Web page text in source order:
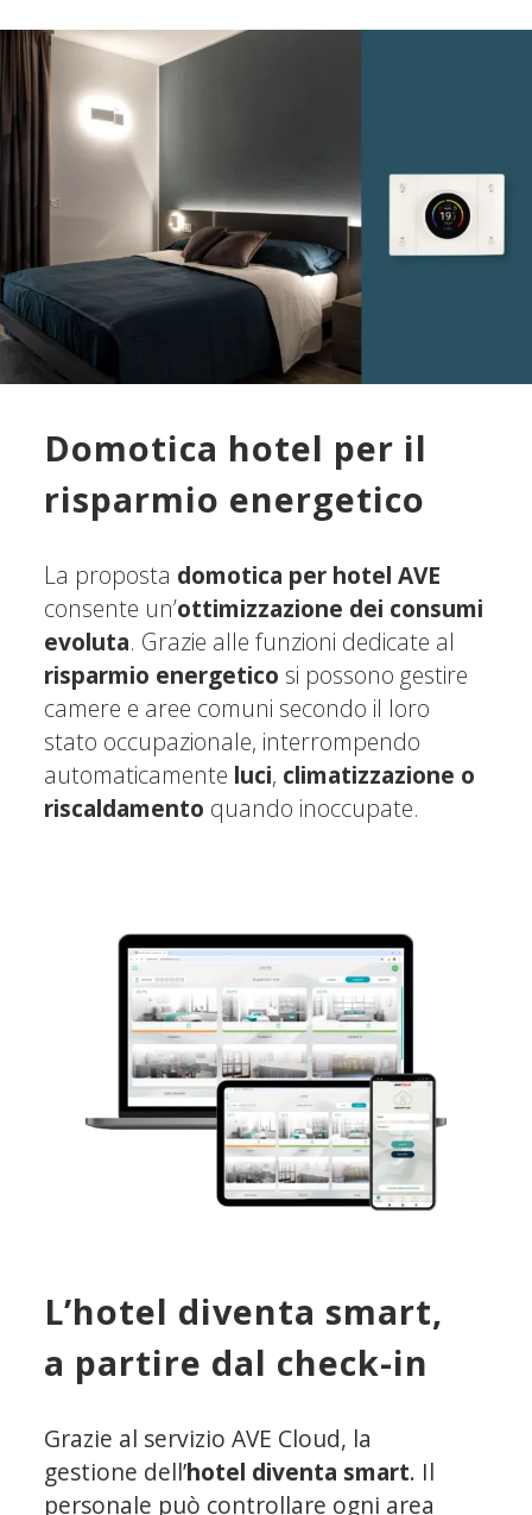
Domotica hotel per il
risparmio energetico
La proposta domotica per hotel AVE
consente un’ottimizzazione dei consumi
evoluta. Grazie alle funzioni dedicate al
risparmio energetico si possono gestire
camere e aree comuni secondo il loro
stato occupazionale, interrompendo
automaticamente luci, climatizzazione o
riscaldamento quando inoccupate.
L’hotel diventa smart,
a partire dal check-in
Grazie al servizio AVE Cloud, la
gestione dell’hotel diventa smart. Il
personale può controllare ogni area